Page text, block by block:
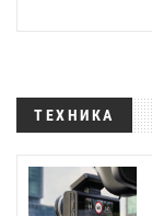
ТЕХНИКА